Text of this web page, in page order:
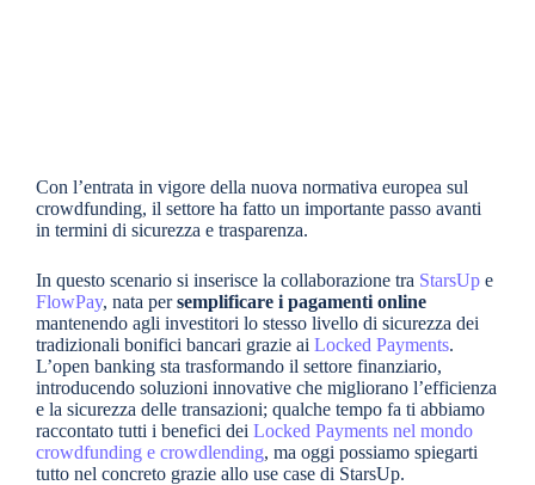
Con l’entrata in vigore della nuova normativa europea sul
crowdfunding, il settore ha fatto un importante passo avanti
in termini di sicurezza e trasparenza.
In questo scenario si inserisce la collaborazione tra StarsUp e
FlowPay, nata persemplificare i pagamenti online
mantenendo agli investitori lo stesso livello di sicurezza dei
tradizionali bonifici bancari grazie ai Locked Payments.
L’open banking sta trasformando il settore finanziario,
introducendo soluzioni innovative che migliorano l’efficienza
e la sicurezza delle transazioni; qualche tempo fa ti abbiamo
raccontato tutti i benefici dei Locked Payments nel mondo
crowdfunding e crowdlending, ma oggi possiamo spiegarti
tutto nel concreto grazie allo use case di StarsUp.